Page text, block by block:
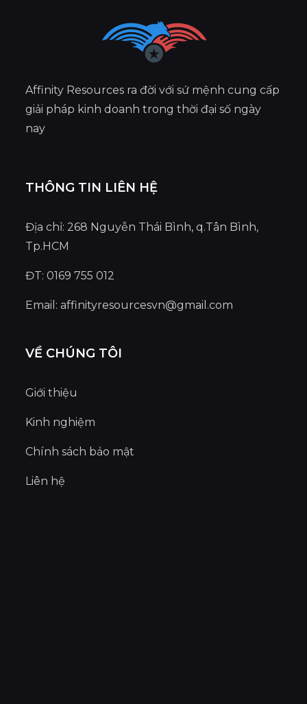
Affinity Resources ra đời với sứ mệnh cung cấp
giải pháp kinh doanh trong thời đại số ngày
nay
THÔNG TIN LIÊN HỆ
Địa chỉ: 268 Nguyễn Thái Bình, q.Tân Bình,
Tp.HCM
ĐT: 0169 755 012
Email:affinityresourcesvn@gmail.com
VỀ CHÚNG TÔI
Giới thiệu
Kinh nghiệm
Chính sách bảo mật
Liên hệ